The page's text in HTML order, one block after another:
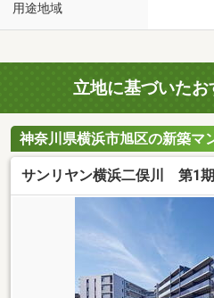
用途地域
立地に基づいた
神奈川県横浜市旭区の新築マ
サンリヤン横浜二俣川 第1